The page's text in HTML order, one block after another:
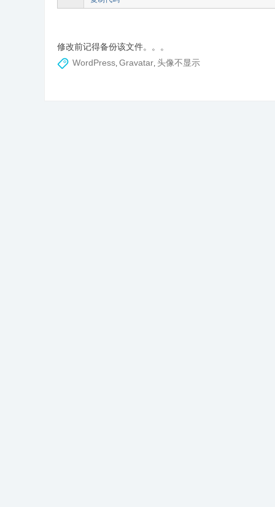
修改前记得备份该文件。。。
WordPress, Gravatar, 头像不显示